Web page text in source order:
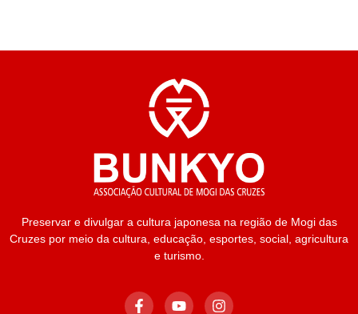
Preservar e divulgar a cultura japonesa na região de Mogi das
Cruzes por meio da cultura, educação, esportes, social, agricultura
e turismo.